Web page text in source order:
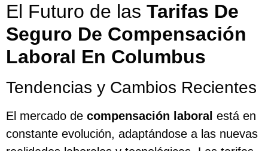
El Futuro de las Tarifas De
Seguro De Compensación
Laboral En Columbus
Tendencias y Cambios Recientes
El mercado de compensación laboral está en
constante evolución, adaptándose a las nuevas